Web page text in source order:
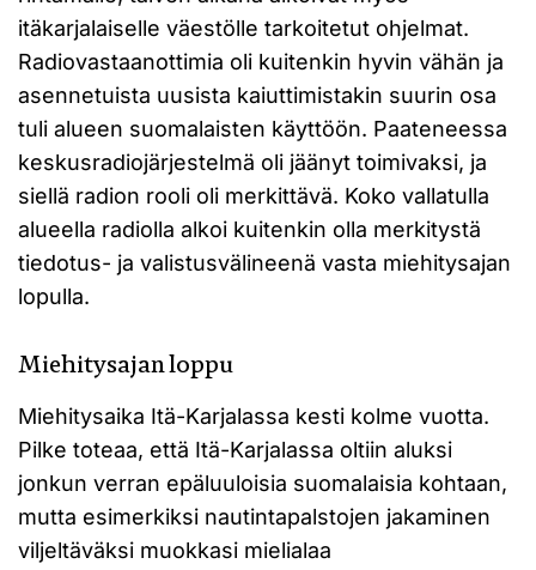
itäkarjalaiselle väestölle tarkoitetut ohjelmat.
Radiovastaanottimia oli kuitenkin hyvin vähän ja
asennetuista uusista kaiuttimistakin suurin osa
tuli alueen suomalaisten käyttöön. Paateneessa
keskusradiojärjestelmä oli jäänyt toimivaksi, ja
siellä radion rooli oli merkittävä. Koko vallatulla
alueella radiolla alkoi kuitenkin olla merkitystä
tiedotus- ja valistusvälineenä vasta miehitysajan
lopulla.
Miehitysajan loppu
Miehitysaika Itä-Karjalassa kesti kolme vuotta.
Pilke toteaa, että Itä-Karjalassa oltiin aluksi
jonkun verran epäluuloisia suomalaisia kohtaan,
mutta esimerkiksi nautintapalstojen jakaminen
viljeltäväksi muokkasi mielialaa